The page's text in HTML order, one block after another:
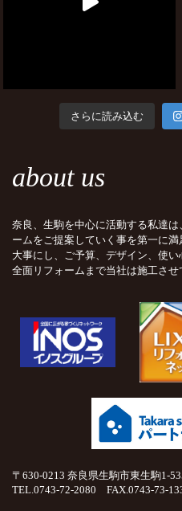
さらに読み込む
about us
奈良、生駒を中心に活動する私達
ームをご提案していく事を第一に
大事にし、ご予算、デザイン、使
全面リフォームまで当社は施工させ
〒630-0213 奈良県生駒市東生駒1-
TEL.0743-72-2080 FAX.0743-73-